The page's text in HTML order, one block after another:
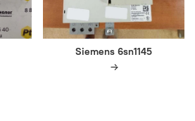
Siemens 6sn1145